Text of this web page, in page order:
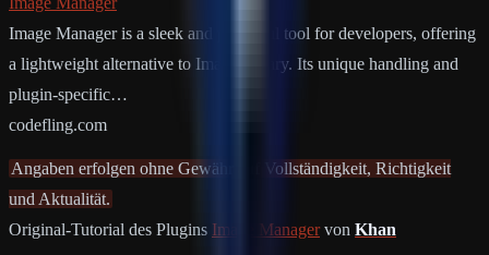
Image Manager is a sleek and powerful tool for developers, offering
a lightweight alternative to ImageLibrary. Its unique handling and
plugin-specific…
codefling.com
Angaben erfolgen ohne Gewähr auf Vollständigkeit, Richtigkeit
und Aktualität.
Original-Tutorial des Plugins Image Managervon Khan